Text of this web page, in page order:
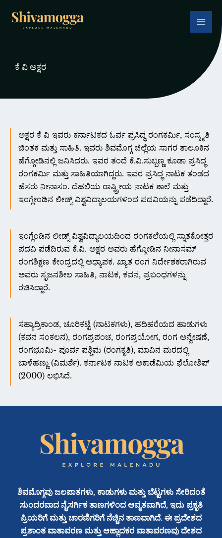
content
ಕೆ ವಿ ಅಕ್ಷರ
ಅಕ್ಷರ ಕೆ ವಿ ಇವರು ಕರ್ನಾಟಕದ ಓರ್ವ ಪ್ರಸಿದ್ಧ ರಂಗಕರ್ಮಿ, ಸಂಸ್ಕೃತಿ
ಚಿಂತಕ ಮತ್ತು ಸಾಹಿತಿ. ಇವರು ಶಿವಮೊಗ್ಗ ಜಿಲ್ಲೆಯ ಸಾಗರ ತಾಲೂಕಿನ
ಹೆಗ್ಗೋಡಿನಲ್ಲಿ ಜನಿಸಿದರು. ಇವರ ತಂದೆ ಕೆ.ವಿ.ಸುಬ್ಬಣ್ಣ ಕೂಡಾ ಪ್ರಸಿದ್ಧ
ರಂಗಕರ್ಮಿ ಮತ್ತು ಸಾಹಿತಿಯಾಗಿದ್ದರು. ಇವರ ಪ್ರಸಿದ್ಧ ನಾಟಕ ತಂಡದ
ಹೆಸರು ನೀನಾಸಂ. ದೆಹಲಿಯ ರಾಷ್ಟ್ರೀಯ ನಾಟಕ ಶಾಲೆ ಮತ್ತು
ಇಂಗ್ಲೇಂಡಿನ ಲೀಡ್ಸ್ ವಿಶ್ವವಿದ್ಯಾಲಯಗಳಿಂದ ಪದವಿಯನ್ನು ಪಡೆದಿದ್ದಾರೆ.
ಇಂಗ್ಲೆಂಡಿನ ಲೀಡ್ಸ್ ವಿಶ್ವವಿದ್ಯಾಲಯದಿಂದ ರಂಗಕಲೆಯಲ್ಲಿ ಸ್ನಾತಕೋತ್ತರ
ಪದವಿ ಪಡೆದಿರುವ ಕೆ.ವಿ. ಅಕ್ಷರ ಅವರು ಹೆಗ್ಗೋಡಿನ ನೀನಾಸಮ್
ರಂಗಶಿಕ್ಷಣ ಕೇಂದ್ರದಲ್ಲಿ ಅಧ್ಯಾಪಕ. ಖ್ಯಾತ ರಂಗ ನಿರ್ದೇಶಕರಾಗಿರುವ
ಅವರು ಸೃಜನಶೀಲ ಸಾಹಿತಿ, ನಾಟಕ, ಕವನ, ಪ್ರಬಂಧಗಳನ್ನು
ರಚಿಸಿದ್ದಾರೆ.
ಸಹ್ಯಾದ್ರಿಕಾಂಡ, ಚೂರಿಕಟ್ಟೆ (ನಾಟಕಗಳು), ಹದಿಹರೆಯದ ಹಾಡುಗಳು
(ಕವನ ಸಂಕಲನ), ರಂಗಪ್ರಪಂಚ, ರಂಗಪ್ರಯೋಗ, ರಂಗ ಅನ್ವೇಷಣೆ,
ರಂಗಭೂಮಿ- ಪೂರ್ವ ಪಶ್ಚಿಮ (ರಂಗಕೃತಿ), ಮಾವಿನ ಮರದಲ್ಲಿ
ಬಾಳೆಹಣ್ಣು (ವಿಮರ್ಶೆ). ಕರ್ನಾಟಕ ನಾಟಕ ಅಕಾಡೆಮಿಯ ಫೆಲೋಶಿಪ್
(2000) ಲಭಿಸಿದೆ.
ಶಿವಮೊಗ್ಗವು ಜಲಪಾತಗಳು, ಕಾಡುಗಳು ಮತ್ತು ಬೆಟ್ಟಗಳು ಸೇರಿದಂತೆ
ಸುಂದರವಾದ ನೈಸರ್ಗಿಕ ತಾಣಗಳಿಂದ ಆವೃತವಾಗಿದೆ, ಇದು ಪ್ರಕೃತಿ
ಪ್ರಿಯರಿಗೆ ಮತ್ತು ಚಾರಣಿಗರಿಗೆ ನೆಚ್ಚಿನ ತಾಣವಾಗಿದೆ. ಈ ಪ್ರದೇಶದ
ಪ್ರಶಾಂತ ವಾತಾವರಣ ಮತ್ತು ಆಹ್ಲಾದಕರ ವಾತಾವರಣವು ದೇಶದ